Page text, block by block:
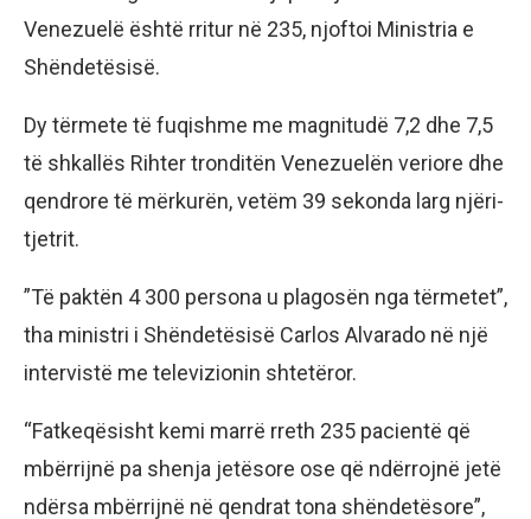
Venezuelë është rritur në 235, njoftoi Ministria e
Shëndetësisë.
Dy tërmete të fuqishme me magnitudë 7,2 dhe 7,5
të shkallës Rihter tronditën Venezuelën veriore dhe
qendrore të mërkurën, vetëm 39 sekonda larg njëri-
tjetrit.
”Të paktën 4 300 persona u plagosën nga tërmetet”,
tha ministri i Shëndetësisë Carlos Alvarado në një
intervistë me televizionin shtetëror.
“Fatkeqësisht kemi marrë rreth 235 pacientë që
mbërrijnë pa shenja jetësore ose që ndërrojnë jetë
ndërsa mbërrijnë në qendrat tona shëndetësore”,